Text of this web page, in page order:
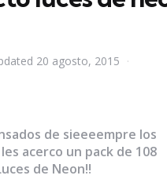
20 agosto, 2015
de sieeeempre los
acerco un pack de 108
de Neon!!